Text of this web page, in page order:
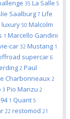
35 La Salle 5
Saalburg 7 Life
luxury 50 Malcolm
1 Marcello Gandini
car 32 Mustang 1
supercar 6
2 Paul
Charbonneaux 2
3 Pio Manzu 2
1 Quant 5
22 restomod 21